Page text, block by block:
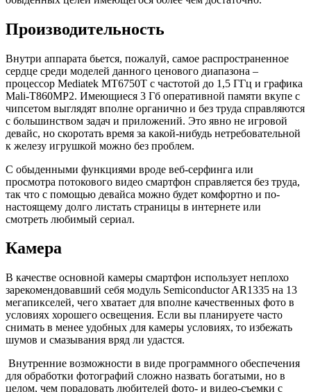
Производительность
Внутри аппарата бьется, пожалуй, самое распространенное
сердце среди моделей данного ценового диапазона –
процессор Mediatek MT6750T с частотой до 1,5 ГГц и графика
Mali-T860MP2. Имеющиеся 3 Гб оперативной памяти вкупе с
чипсетом выглядят вполне органично и без труда справляются
с большинством задач и приложений. Это явно не игровой
девайс, но скоротать время за какой-нибудь нетребовательной
к железу игрушкой можно без проблем.
С обыденными функциями вроде веб-серфинга или
просмотра потокового видео смартфон справляется без труда,
так что с помощью девайса можно будет комфортно и по-
настоящему долго листать страницы в интернете или
смотреть любимый сериал.
Камера
В качестве основной камеры смартфон использует неплохо
зарекомендовавший себя модуль Semiconductor AR1335 на 13
мегапикселей, чего хватает для вполне качественных фото в
условиях хорошего освещения. Если вы планируете часто
снимать в менее удобных для камеры условиях, то избежать
шумов и смазывания вряд ли удастся.
Внутренние возможности в виде программного обеспечения
для обработки фотографий сложно назвать богатыми, но в
целом, чем порадовать любителей фото- и видео-съемки с